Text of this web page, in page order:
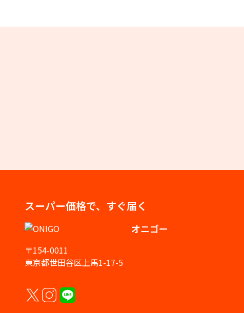
スーパー価格で、すぐ届く
オニゴー
〒154-0011
東京都世田谷区上馬1-17-5